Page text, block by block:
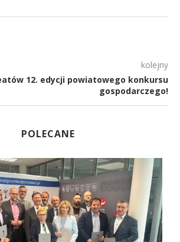
kolejny
12. edycji powiatowego konkursu
gospodarczego!
POLECANE